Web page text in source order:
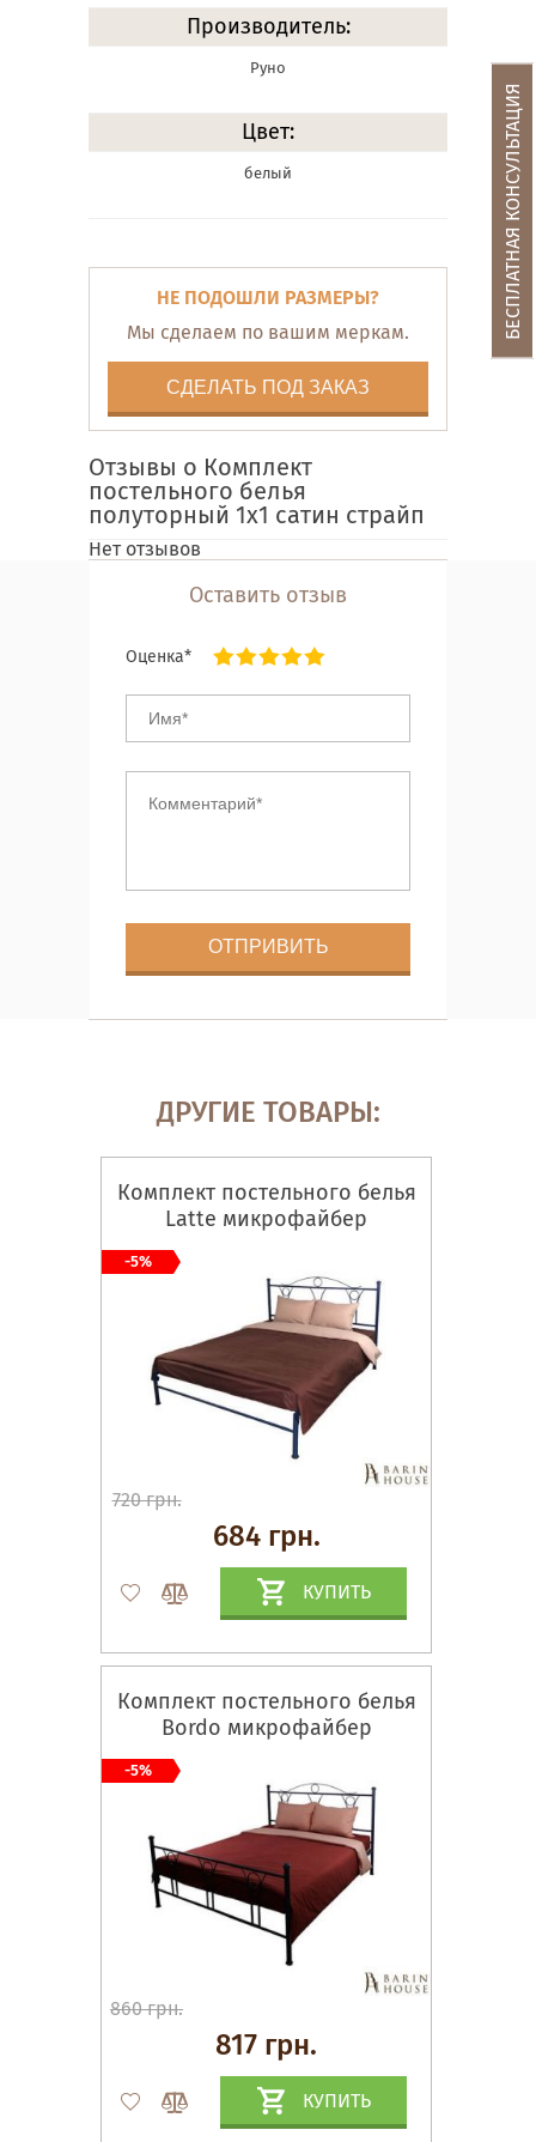
Производитель:
Руно
Цвет:
белый
НЕ ПОДОШЛИ РАЗМЕРЫ?
Мы сделаем по вашим меркам.
СДЕЛАТЬ ПОД ЗАКАЗ
Отзывы о Комплект
постельного белья
полуторный 1х1 сатин страйп
Нет отзывов
Оставить отзыв
Оценка*
ДРУГИЕ ТОВАРЫ:
Комплект постельного белья
Latte микрофайбер
720 грн.
684 грн.
КУПИТЬ
-5%
Комплект постельного белья
Bordo микрофайбер
860 грн.
817 грн.
КУПИТЬ
-5%
БЕСПЛАТНАЯ КОНСУЛЬТАЦИЯ